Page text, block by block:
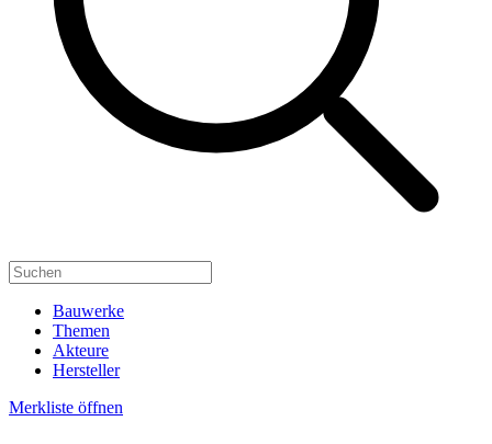
Bauwerke
Themen
Akteure
Hersteller
Merkliste öffnen